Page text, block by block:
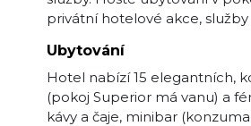
privátní hotelové akce,
Ubytování
Hotel nabízí 15 elegantních,
(pokoj Superior má vanu) a
kávy a čaje, minibar